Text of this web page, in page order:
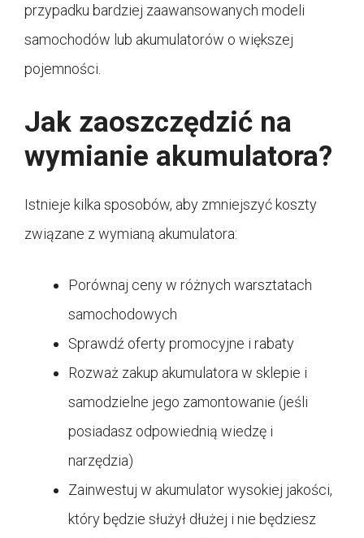
przypadku bardziej zaawansowanych modeli
samochodów lub akumulatorów o większej
pojemności.
Jak zaoszczędzić na
wymianie akumulatora?
Istnieje kilka sposobów, aby zmniejszyć koszty
związane z wymianą akumulatora:
Porównaj ceny w różnych warsztatach
samochodowych
Sprawdź oferty promocyjne i rabaty
Rozważ zakup akumulatora w sklepie i
samodzielne jego zamontowanie (jeśli
posiadasz odpowiednią wiedzę i
narzędzia)
Zainwestuj w akumulator wysokiej jakości,
który będzie służył dłużej i nie będziesz